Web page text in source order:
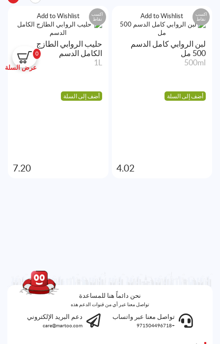
0
عرض السلة
Add to Wishlist
اكسب
نقاط
لبن الروابي كامل الدسم
500 مل
500ml
أضف إلى السلة
4.02
Add to Wishlist
اكسب
نقاط
حليب الروابي الطازج
الكامل الدسم
1L
أضف إلى السلة
7.20
نحن دائماً هنا للمساعدة
تواصل معنا عبر أي من قنوات الدعم هذه
تواصل معنا عبر واتساب
+971504496718
دعم البريد الإلكتروني
care@martoo.com